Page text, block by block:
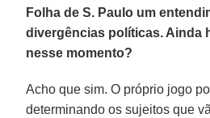
Folha de S. Paulo um
divergências políticas. Ainda
nesse momento?
Acho que sim. O próprio jogo
determinando os sujeitos que